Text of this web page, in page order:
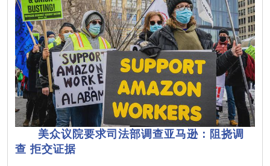
美众议院要求司法部调查亚马逊：阻挠调
查 拒交证据